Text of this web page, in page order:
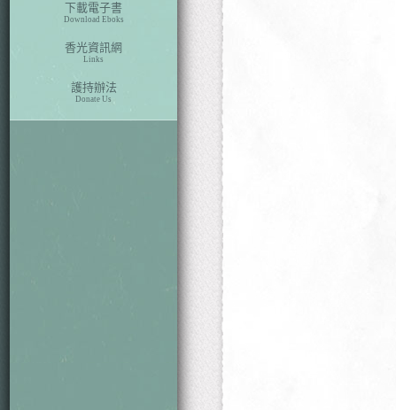
下載電子書
Download Eboks
香光資訊網
Links
護持辦法
Donate Us